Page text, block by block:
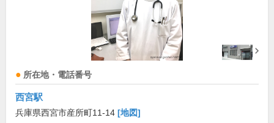
所在地・電話番号
西宮駅
兵庫県西宮市産所町11-14 [地図]